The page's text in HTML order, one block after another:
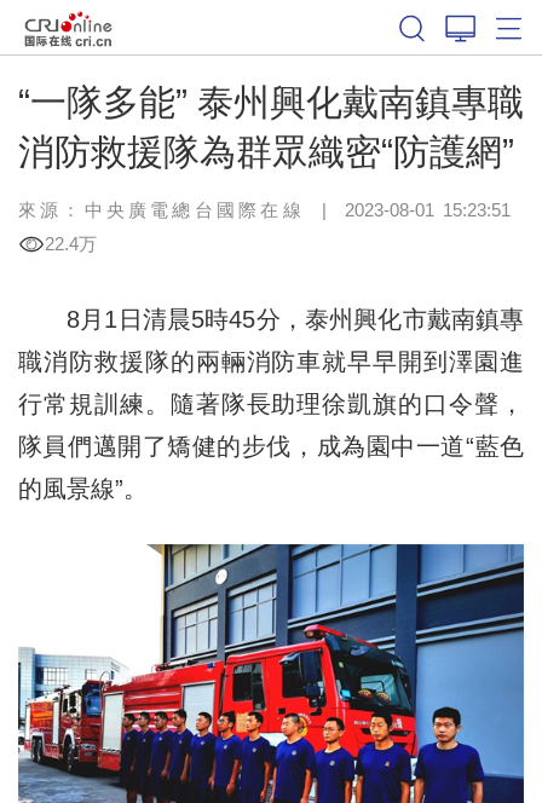
“一隊多能” 泰州興化戴南鎮專職
消防救援隊為群眾織密“防護網”
來源：中央廣電總台國際在線 | 2023-08-01 15:23:51
22.4万
8月1日清晨5時45分，泰州興化市戴南鎮專
職消防救援隊的兩輛消防車就早早開到澤園進
行常規訓練。隨著隊長助理徐凱旗的口令聲，
隊員們邁開了矯健的步伐，成為園中一道“藍色
的風景線”。